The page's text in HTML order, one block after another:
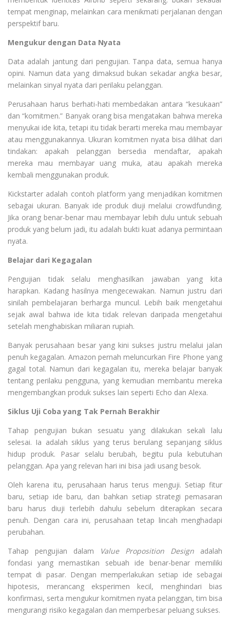
tempat menginap, melainkan cara menikmati perjalanan dengan
perspektif baru.
Mengukur dengan Data Nyata
Data adalah jantung dari pengujian. Tanpa data, semua hanya
opini. Namun data yang dimaksud bukan sekadar angka besar,
melainkan sinyal nyata dari perilaku pelanggan.
Perusahaan harus berhati-hati membedakan antara “kesukaan”
dan “komitmen.” Banyak orang bisa mengatakan bahwa mereka
menyukai ide kita, tetapi itu tidak berarti mereka mau membayar
atau menggunakannya. Ukuran komitmen nyata bisa dilihat dari
tindakan: apakah pelanggan bersedia mendaftar, apakah
mereka mau membayar uang muka, atau apakah mereka
kembali menggunakan produk.
Kickstarter adalah contoh platform yang menjadikan komitmen
sebagai ukuran. Banyak ide produk diuji melalui crowdfunding.
Jika orang benar-benar mau membayar lebih dulu untuk sebuah
produk yang belum jadi, itu adalah bukti kuat adanya permintaan
nyata.
Belajar dari Kegagalan
Pengujian tidak selalu menghasilkan jawaban yang kita
harapkan. Kadang hasilnya mengecewakan. Namun justru dari
sinilah pembelajaran berharga muncul. Lebih baik mengetahui
sejak awal bahwa ide kita tidak relevan daripada mengetahui
setelah menghabiskan miliaran rupiah.
Banyak perusahaan besar yang kini sukses justru melalui jalan
penuh kegagalan. Amazon pernah meluncurkan Fire Phone yang
gagal total. Namun dari kegagalan itu, mereka belajar banyak
tentang perilaku pengguna, yang kemudian membantu mereka
mengembangkan produk sukses lain seperti Echo dan Alexa.
Siklus Uji Coba yang Tak Pernah Berakhir
Tahap pengujian bukan sesuatu yang dilakukan sekali lalu
selesai. Ia adalah siklus yang terus berulang sepanjang siklus
hidup produk. Pasar selalu berubah, begitu pula kebutuhan
pelanggan. Apa yang relevan hari ini bisa jadi usang besok.
Oleh karena itu, perusahaan harus terus menguji. Setiap fitur
baru, setiap ide baru, dan bahkan setiap strategi pemasaran
baru harus diuji terlebih dahulu sebelum diterapkan secara
penuh. Dengan cara ini, perusahaan tetap lincah menghadapi
perubahan.
Tahap pengujian dalam
Value Proposition Design adalah
fondasi yang memastikan sebuah ide benar-benar memiliki
tempat di pasar. Dengan memperlakukan setiap ide sebagai
hipotesis, merancang eksperimen kecil, menghindari bias
konfirmasi, serta mengukur komitmen nyata pelanggan, tim bisa
mengurangi risiko kegagalan dan memperbesar peluang sukses.